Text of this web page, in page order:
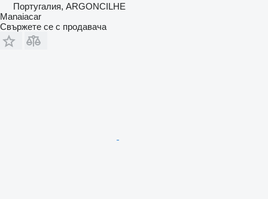
Португалия, ARGONCILHE
Manaiacar
Свържете се с продавача